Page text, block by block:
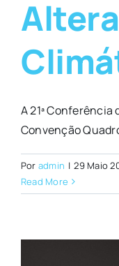
A 21ª Conferência
Convenção
Por admin | 29 Maio
Read More